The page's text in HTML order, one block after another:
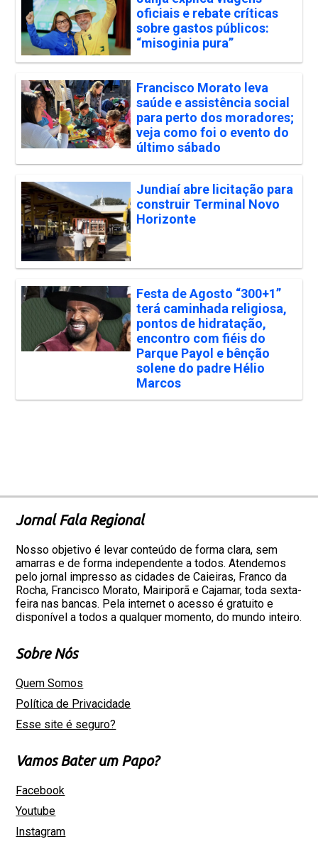
oficiais e rebate críticas
sobre gastos públicos:
“misoginia pura”
Francisco Morato leva
saúde e assistência social
para perto dos moradores;
veja como foi o evento do
último sábado
Jundiaí abre licitação para
construir Terminal Novo
Horizonte
Festa de Agosto “300+1”
terá caminhada religiosa,
pontos de hidratação,
encontro com fiéis do
Parque Payol e bênção
solene do padre Hélio
Marcos
Jornal Fala Regional
Nosso objetivo é levar conteúdo de forma clara, sem
amarras e de forma independente a todos. Atendemos
pelo jornal impresso as cidades de Caieiras, Franco da
Rocha, Francisco Morato, Mairiporã e Cajamar, toda sexta-
feira nas bancas. Pela internet o acesso é gratuito e
disponível a todos a qualquer momento, do mundo inteiro.
Sobre Nós
Quem Somos
Política de Privacidade
Esse site é seguro?
Vamos Bater um Papo?
Facebook
Youtube
Instagram